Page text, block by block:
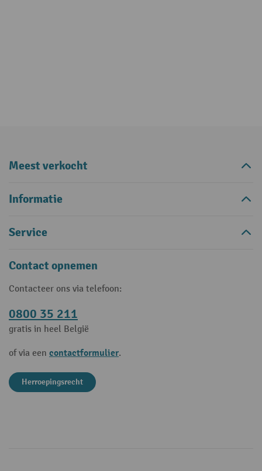
Meest verkocht
Informatie
Service
Contact opnemen
Contacteer ons via telefoon:
0800 35 211
gratis in heel België
of via een contactformulier.
Herroepingsrecht